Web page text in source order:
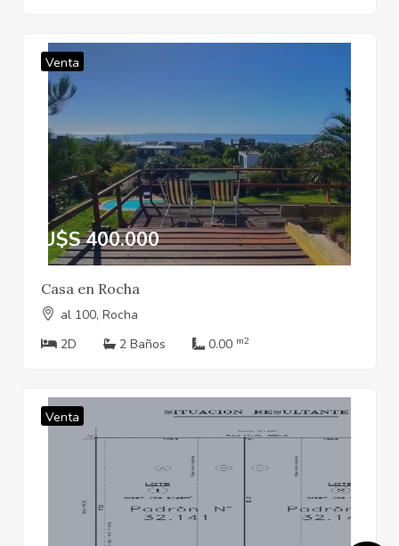
Venta
U$S 400.000
Casa en Rocha
al 100, Rocha
2D
2 Baños 0.00 m2
Venta